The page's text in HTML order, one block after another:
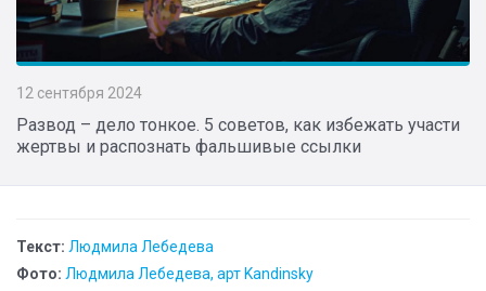
12 сентября 2024
Развод – дело тонкое. 5 советов, как избежать участи
жертвы и распознать фальшивые ссылки
Текст: Людмила Лебедева
Фото: Людмила Лебедева, арт Kandinsky